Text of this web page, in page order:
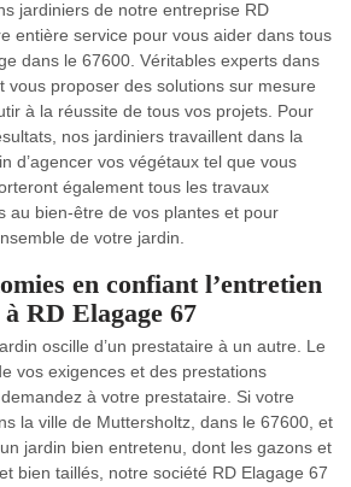
jardiniers de notre entreprise RD
entière service pour vous aider dans tous
dans le 67600. Véritables experts dans
vous proposer des solutions sur mesure
à la réussite de tous vos projets. Pour
nos jardiniers travaillent dans la
d’agencer vos végétaux tel que vous
également tous les travaux
au bien-être de vos plantes et pour
de votre jardin.
en confiant l’entretien
RD Elagage 67
oscille d’un prestataire à un autre. Le
vos exigences et des prestations
à votre prestataire. Si votre
la ville de Muttersholtz, dans le 67600, et
jardin bien entretenu, dont les gazons et
bien taillés, notre société RD Elagage 67